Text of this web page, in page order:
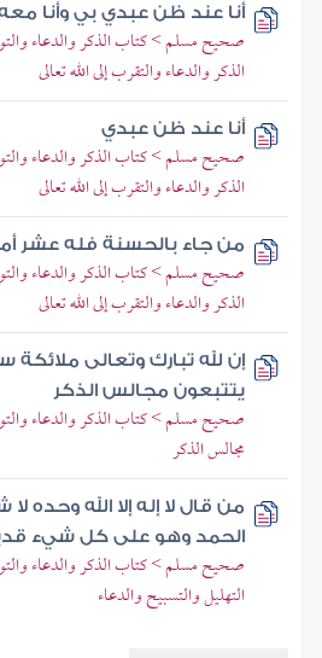
أنا عند ظن عبدي بي وأنا معه
صحيح مسلم > كتاب الذكر والدعاء
الذكر والدعاء والتقرب إلى الله تعالى
أنا عند ظن عبدي
صحيح مسلم > كتاب الذكر والدعاء
الذكر والدعاء والتقرب إلى الله تعالى
من جاء بالحسنة فله عشر
صحيح مسلم > كتاب الذكر والدعاء
الذكر والدعاء والتقرب إلى الله تعالى
إن لله تبارك وتعالى ملائكة
يتتبعون مجالس الذكر
صحيح مسلم > كتاب الذكر والدعاء
مجالس الذكر
من قال لا إله إلا الله وحده
الحمد وهو على كل شيء
صحيح مسلم > كتاب الذكر والدعاء
التهليل والتسبيح والدعاء